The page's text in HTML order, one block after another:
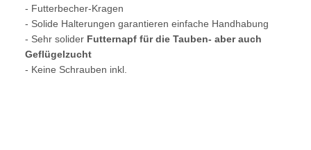
- Futterbecher-Kragen
- Solide Halterungen garantieren einfache Handhabung
- Sehr solider Futternapf für die Tauben- aber auch
Geflügelzucht
- Keine Schrauben inkl.